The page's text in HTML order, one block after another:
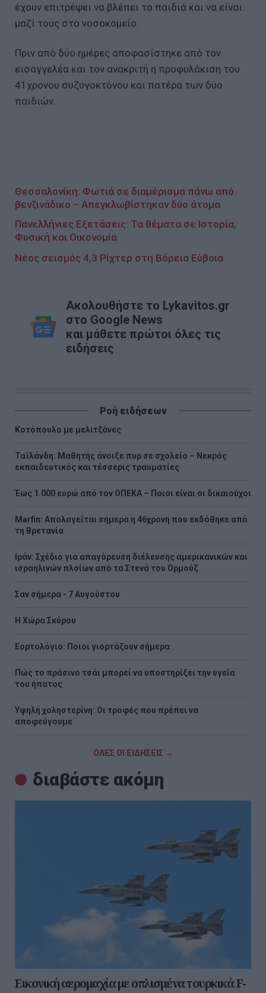
έχουν επιτρέψει να βλέπει τα παιδιά και να είναι
μαζί τους στο νοσοκομείο.
Πριν από δύο ημέρες αποφασίστηκε από τον
εισαγγελέα και τον ανακριτή η προφυλάκιση του
41χρονου συζυγοκτόνου και πατέρα των δύο
παιδιών.
Θεσσαλονίκη: Φωτιά σε διαμέρισμα πάνω από
βενζινάδικο – Απεγκλωβίστηκαν δύο άτομα
Πανελλήνιες Εξετάσεις: Τα θέματα σε Ιστορία,
Φυσική και Οικονομία
Νέος σεισμός 4,3 Ρίχτερ στη Βόρεια Εύβοια
Ακολουθήστε το Lykavitos.gr
στο Google News
και μάθετε πρώτοι όλες τις
ειδήσεις
Ροή ειδήσεων
Κοτόπουλο με μελιτζάνες
Ταϊλάνδη: Μαθητής άνοιξε πυρ σε σχολείο – Νεκρός
εκπαιδευτικός και τέσσερις τραυματίες
Έως 1.000 ευρώ από τον ΟΠΕΚΑ – Ποιοι είναι οι δικαιούχοι
Marfin: Απολογείται σήμερα η 46χρονη που εκδόθηκε από
τη Βρετανία
Ιράν: Σχέδιο για απαγόρευση διέλευσης αμερικανικών και
ισραηλινών πλοίων από τα Στενά του Ορμούζ
Σαν σήμερα - 7 Αυγούστου
Η Χώρα Σκύρου
Εορτολόγιο: Ποιοι γιορτάζουν σήμερα
Πώς το πράσινο τσάι μπορεί να υποστηρίξει την υγεία
του ήπατος
Υψηλή χοληστερίνη: Οι τροφές που πρέπει να
αποφεύγουμε
ΟΛΕΣ ΟΙ ΕΙΔΗΣΕΙΣ →
διαβάστε ακόμη
Εικονική αερομαχία με οπλισμένα τουρκικά F-